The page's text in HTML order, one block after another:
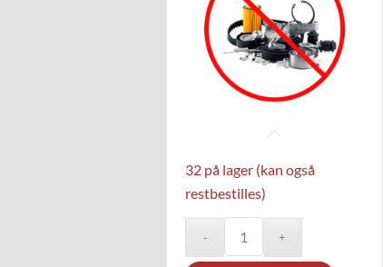
32 på lager (kan også
restbestilles)